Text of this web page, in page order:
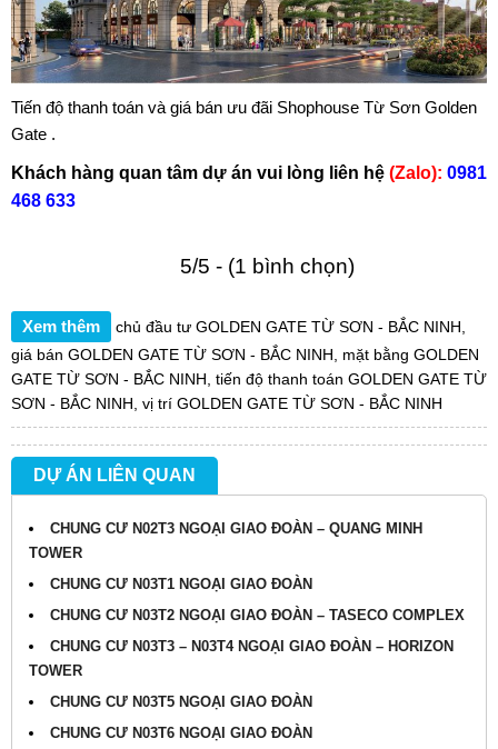
Tiến độ thanh toán và giá bán ưu đãi Shophouse Từ Sơn Golden
Gate .
Khách hàng quan tâm dự án vui lòng liên hệ (Zalo): 0981
468 633
5/5 - (1 bình chọn)
Xem thêm chủ đầu tư GOLDEN GATE TỪ SƠN - BẮC NINH
giá bán GOLDEN GATE TỪ SƠN - BẮC NINH
mặt bằng GOLDEN
GATE TỪ SƠN - BẮC NINH tiến độ thanh toán GOLDEN GATE TỪ
SƠN - BẮC NINH vị trí GOLDEN GATE TỪ SƠN - BẮC NINH
DỰ ÁN LIÊN QUAN
CHUNG CƯ N02T3 NGOẠI GIAO ĐOÀN – QUANG MINH
TOWER
CHUNG CƯ N03T1 NGOẠI GIAO ĐOÀN
CHUNG CƯ N03T2 NGOẠI GIAO ĐOÀN – TASECO COMPLEX
CHUNG CƯ N03T3 – N03T4 NGOẠI GIAO ĐOÀN – HORIZON
TOWER
CHUNG CƯ N03T5 NGOẠI GIAO ĐOÀN
CHUNG CƯ N03T6 NGOẠI GIAO ĐOÀN